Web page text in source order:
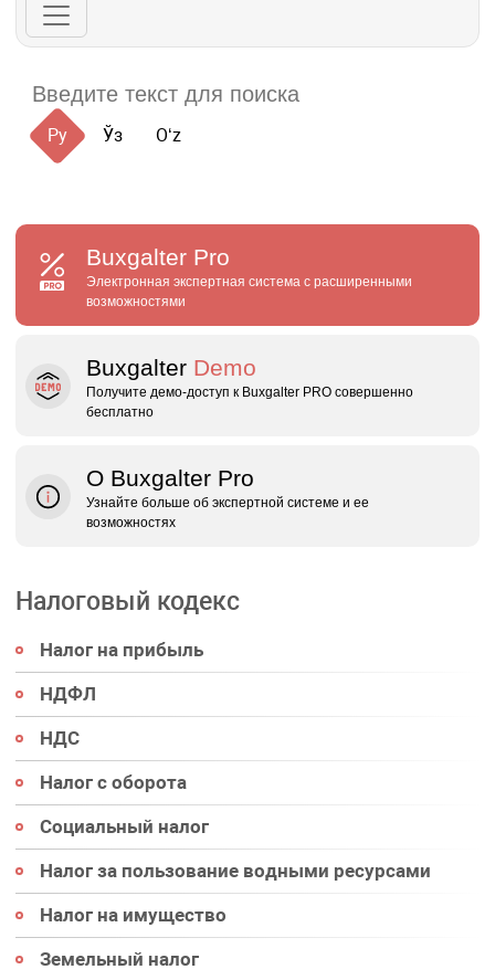
Ру Ўз Oʻz
Buxgalter Pro
Электронная экспертная система с расширенными
возможностями
Buxgalter Demo
Получите демо‑доступ к Buxgalter PRO совершенно
бесплатно
О Buxgalter Pro
Узнайте больше об экспертной системе и ее
возможностях
Налоговый кодекс
Налог на прибыль
НДФЛ
НДС
Налог с оборота
Социальный налог
Налог за пользование водными ресурсами
Налог на имущество
Земельный налог